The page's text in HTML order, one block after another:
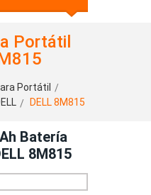
Portátil
Portátil
DELL 8M815
Batería
8M815